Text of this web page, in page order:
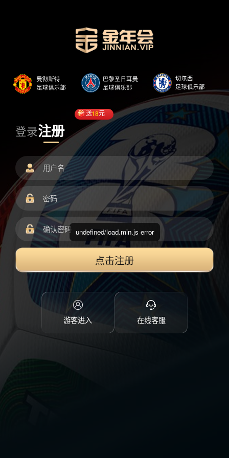
登录注册
送18元
点击注册
游客进入 在线客服
undefined/load.min.js error